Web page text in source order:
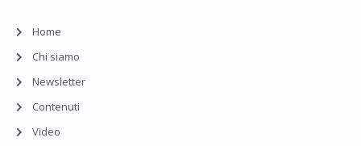
Home
Chi siamo
Newsletter
Contenuti
Video